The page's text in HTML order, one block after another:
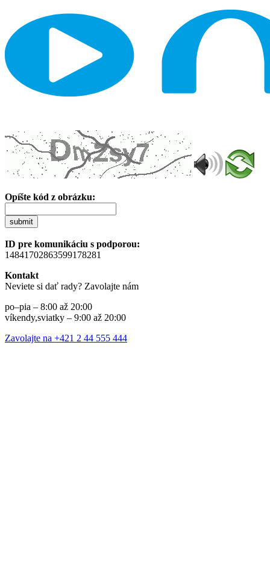
Opíšte kód z obrázku:
submit
ID pre komunikáciu s podporou:
14841702863599178281
Kontakt
Neviete si dať rady? Zavolajte nám
po–pia – 8:00 až 20:00
víkendy,sviatky – 9:00 až 20:00
Zavolajte na +421 2 44 555 444